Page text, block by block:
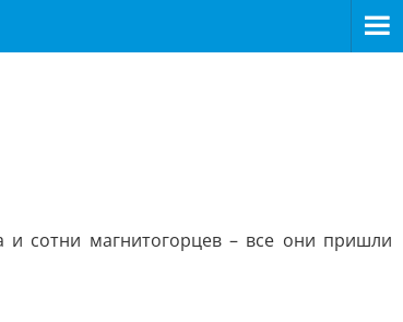
и сотни магнитогорцев – все они пришли